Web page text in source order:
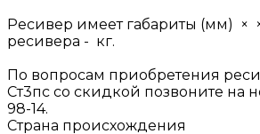
Ресивер имеет габариты (мм) ×
ресивера - кг.
По вопросам приобретения
Ст3пс со скидкой позвоните на
98-14.
Страна происхождения